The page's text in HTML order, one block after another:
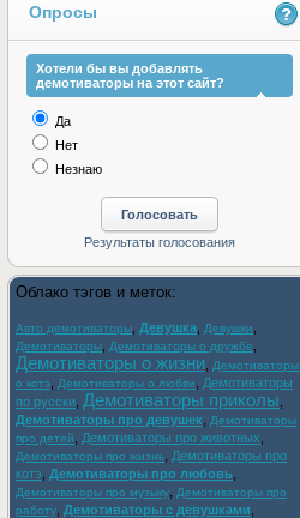
Опросы
Хотели бы вы добавлять
демотиваторы на этот сайт?
Да
Нет
Незнаю
Облако тэгов и меток:
Авто демотиваторы Девушка Девушки
Демотиваторы Демотиваторы о дружбе
Демотиваторы о жизни
Демотиваторы
о котэ
Демотиваторы о любви
Демотиваторы
по русски Демотиваторы приколы
Демотиваторы про девушек
Демотиваторы
про детей
Демотиваторы про животных
Демотиваторы про жизнь
Демотиваторы про
котэ
Демотиваторы про любовь
Демотиваторы про музыку
Демотиваторы про
работу
Демотиваторы с девушками